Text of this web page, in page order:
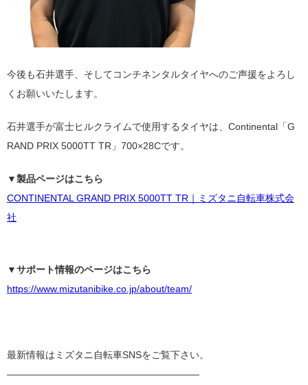
今後も石井選手、そしてコンチネンタルタイヤへのご声援をよろし
くお願いいたします。
石井選手が富士ヒルクライムで使用するタイヤは、Continental「G
RAND PRIX 5000TT TR」700×28Cです。
▼製品ページはこちら
CONTINENTAL GRAND PRIX 5000TT TR｜ミズタニ自転車株式会
社
▼サポート情報のページはこちら
https://www.mizutanibike.co.jp/about/team/
最新情報はミズタニ自転車SNSをご覧下さい。
————————————————————